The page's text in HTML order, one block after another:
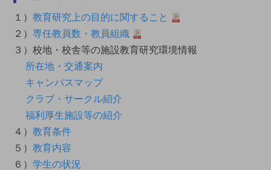
１）教育研究上の目的に関すること
２）専任教員数・教員組織
３）校地・校舎等の施設教育研究環境情報
所在地・交通案内
キャンパスマップ
クラブ・サークル紹介
福利厚生施設等の紹介
４）教育条件
５）教育内容
６）学生の状況